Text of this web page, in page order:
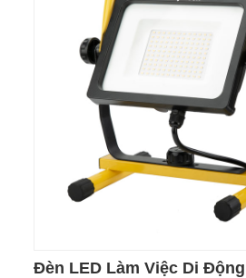
Đèn LED Làm Việc Di